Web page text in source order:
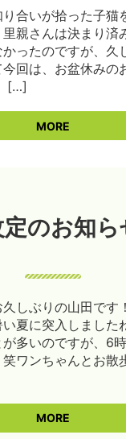
合いが拾った子猫
親さんは決まり済
ったのですが、久
回は、お盆休みの
[…]
MORE
定のお知
しぶりの山田です
夏に突入しまし
多いのですが、6時
ワンちゃんとお散
MORE